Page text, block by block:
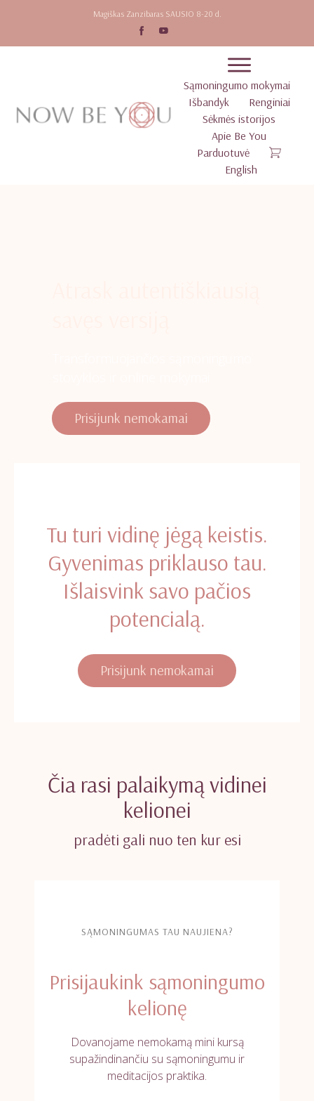
Magiškas Zanzibaras SAUSIO 8-20 d.
Sąmoningumo mokymai
Išbandyk
Renginiai
Sėkmės istorijos
Apie Be You
Parduotuvė
English
Prisijunk nemokamai
Tu turi vidinę jėgą keistis.
Gyvenimas priklauso tau.
Išlaisvink savo pačios
potencialą.
Prisijunk nemokamai
Čia rasi palaikymą vidinei
kelionei
pradėti gali nuo ten kur esi
SĄMONINGUMAS TAU NAUJIENA?
Prisijaukink sąmoningumo
kelionę
Dovanojame nemokamą mini kursą
supažindinančiu su sąmoningumu ir
meditacijos praktika.